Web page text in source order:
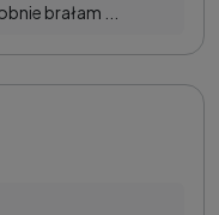
brałam ...